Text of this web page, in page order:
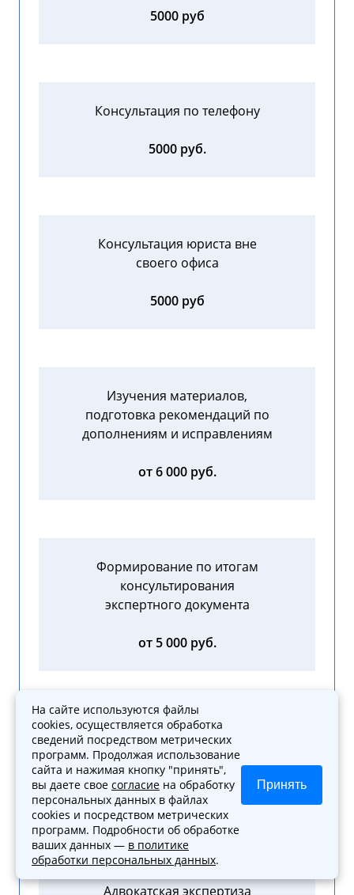
5000 руб
Консультация по телефону
5000 руб.
Консультация юриста вне
своего офиса
5000 руб
Изучения материалов,
подготовка рекомендаций по
дополнениям и исправлениям
от 6 000 руб.
Формирование по итогам
консультирования
экспертного документа
от 5 000 руб.
Основные услуги в Москве
Помощь юриста в подготовке
пакета документов
Адвокатская экспертиза
На сайте используются файлы
cookies, осуществляется обработка
сведений посредством метрических
программ. Продолжая использование
сайта и нажимая кнопку "принять",
вы даете свое согласие на обработку
персональных данных в файлах
cookies и посредством метрических
программ. Подробности об обработке
ваших данных — в политике
обработки персональных данных.
Принять